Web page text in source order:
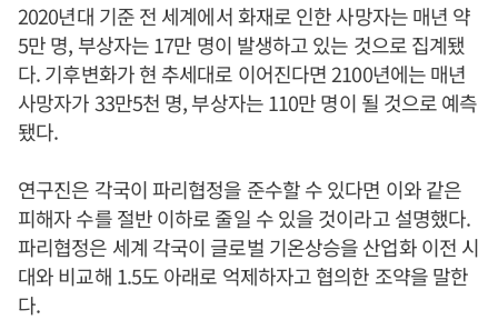
2020년대 기준 전 세계에서 화재로 인한 사망자는 매년 약
5만 명, 부상자는 17만 명이 발생하고 있는 것으로 집계됐
다. 기후변화가 현 추세대로 이어진다면 2100년에는 매년
사망자가 33만5천 명, 부상자는 110만 명이 될 것으로 예측
됐다.
연구진은 각국이 파리협정을 준수할 수 있다면 이와 같은
피해자 수를 절반 이하로 줄일 수 있을 것이라고 설명했다.
파리협정은 세계 각국이 글로벌 기온상승을 산업화 이전 시
대와 비교해 1.5도 아래로 억제하자고 협의한 조약을 말한
다.